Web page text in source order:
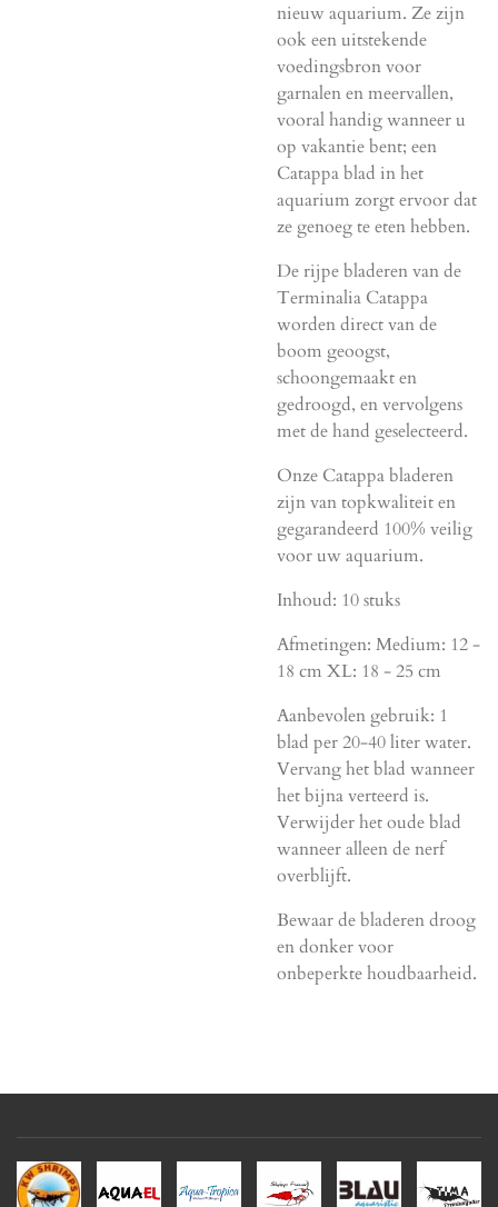
nieuw aquarium. Ze zijn
ook een uitstekende
voedingsbron voor
garnalen en meervallen,
vooral handig wanneer u
op vakantie bent; een
Catappa blad in het
aquarium zorgt ervoor dat
ze genoeg te eten hebben.
De rijpe bladeren van de
Terminalia Catappa
worden direct van de
boom geoogst,
schoongemaakt en
gedroogd, en vervolgens
met de hand geselecteerd.
Onze Catappa bladeren
zijn van topkwaliteit en
gegarandeerd 100% veilig
voor uw aquarium.
Inhoud: 10 stuks
Afmetingen: Medium: 12 -
18 cm XL: 18 - 25 cm
Aanbevolen gebruik: 1
blad per 20-40 liter water.
Vervang het blad wanneer
het bijna verteerd is.
Verwijder het oude blad
wanneer alleen de nerf
overblijft.
Bewaar de bladeren droog
en donker voor
onbeperkte houdbaarheid.